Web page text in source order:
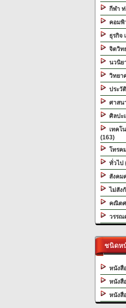
กีฬา
คอมพิ
ธุรกิจ
จิตวิท
นวนิย
วิทยา
ประวั
ศาสน
ศิลปะ
เทคโ
(163)
โทรค
ทั่วไป
สังคม
ไม่สัง
คณิตศ
วรรณ
ชนิดห
หนังสื
หนังสื
หนังสื